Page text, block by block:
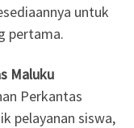
untuk
pertama.
Maluku
Perkantas
pelayanan siswa,